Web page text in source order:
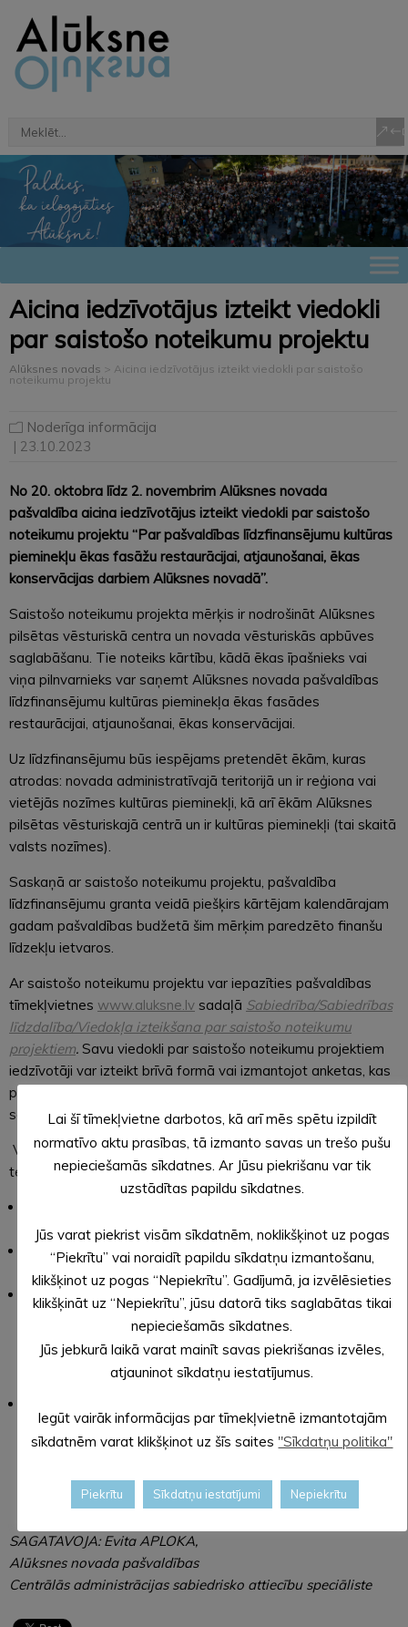
Aicina iedzīvotājus izteikt viedokli
par saistošo noteikumu projektu
Alūksnes novads > Aicina iedzīvotājus izteikt viedokli par saistošo
noteikumu projektu
Noderīga informācija
| 23.10.2023
No 20. oktobra līdz 2. novembrim Alūksnes novada
pašvaldība aicina iedzīvotājus izteikt viedokli par saistošo
noteikumu projektu “Par pašvaldības līdzfinansējumu kultūras
pieminekļu ēkas fasāžu restaurācijai, atjaunošanai, ēkas
konservācijas darbiem Alūksnes novadā”.
Saistošo noteikumu projekta mērķis ir nodrošināt Alūksnes
pilsētas vēsturiskā centra un novada vēsturiskās apbūves
saglabāšanu. Tie noteiks kārtību, kādā ēkas īpašnieks vai
viņa pilnvarnieks var saņemt Alūksnes novada pašvaldības
līdzfinansējumu kultūras pieminekļa ēkas fasādes
restaurācijai, atjaunošanai, ēkas konservācijai.
Uz līdzfinansējumu būs iespējams pretendēt ēkām, kuras
atrodas: novada administratīvajā teritorijā un ir reģiona vai
vietējās nozīmes kultūras pieminekļi, kā arī ēkām Alūksnes
pilsētas vēsturiskajā centrā un ir kultūras pieminekļi (tai skaitā
valsts nozīmes).
Saskaņā ar saistošo noteikumu projektu, pašvaldība
līdzfinansējumu granta veidā piešķirs kārtējam kalendārajam
gadam pašvaldības budžetā šim mērķim paredzēto finanšu
līdzekļu ietvaros.
Ar saistošo noteikumu projektu var iepazīties pašvaldības
tīmekļvietnes www.aluksne.lv sadaļā Sabiedrība/Sabiedrības
līdzdalība/Viedokļa izteikšana par saistošo noteikumu
projektiem. Savu viedokli par saistošo noteikumu projektiem
iedzīvotāji var izteikt brīvā formā vai izmantojot anketas, kas
pieejamas iepriekš minētajā tīmekļvietnes
sadaļā.
Viedokli par saistošo noteikumu projektiem izziņotajā
termiņā var iesniegt kādā no šiem veidiem:
adresi portālālatvija.gov.lv,
nosūtot elektroniski parakstītu iesniegumu uz e-pasta
adresi priekslikumi@aluksne.lv,
nogādājot pašvaldībā pašrocīgi parakstītu iesniegumu vai
aizpildot iesnieguma veidlapu Valsts un pašvaldības
vienotajos klientu apkalpošanas centros Alūksnes novada
pašvaldības administratīvajā ēkā Dārza ielā 11, Alūksnē,
Alūksnes novadā, vai pagastu bibliotēkāsto darba laikā
11, Alūksnē, Alūksnes novadā, LV-4301 (pasta zīmogam uz
aploksnes jāsakrīt ar attiecīgo saistošo noteikumu projekta
SAGATAVOJA: Evita APLOKA,
Alūksnes novada pašvaldības
Centrālās administrācijas sabiedrisko attiecību speciāliste
Lai šī tīmekļvietne darbotos, kā arī mēs spētu izpildīt
normatīvo aktu prasības, tā izmanto savas un trešo pušu
nepieciešamās sīkdatnes. Ar Jūsu piekrišanu var tik
uzstādītas papildu sīkdatnes.
Jūs varat piekrist visām sīkdatnēm, noklikšķinot uz pogas
“Piekrītu” vai noraidīt papildu sīkdatņu izmantošanu,
klikšķinot uz pogas “Nepiekrītu”. Gadījumā, ja izvēlēsieties
klikšķināt uz “Nepiekrītu”, jūsu datorā tiks saglabātas tikai
nepieciešamās sīkdatnes.
Jūs jebkurā laikā varat mainīt savas piekrišanas izvēles,
atjauninot sīkdatņu iestatījumus.
Iegūt vairāk informācijas par tīmekļvietnē izmantotajām
sīkdatnēm varat klikšķinot uz šīs saites "Sīkdatņu politika"
Piekrītu Sīkdatņu iestatījumi Nepiekrītu